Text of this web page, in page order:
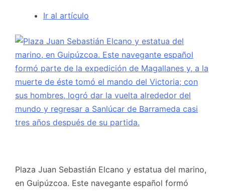
Ir al artículo
Plaza Juan Sebastián Elcano y estatua del marino,
en Guipúzcoa. Este navegante español formó